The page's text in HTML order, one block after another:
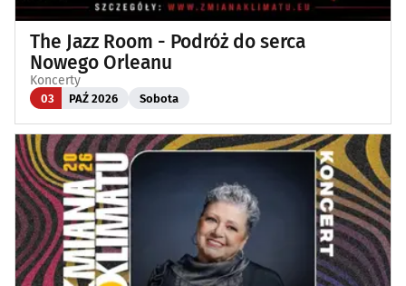
The Jazz Room - Podróż do serca
Nowego Orleanu
Koncerty
03 PAŹ 2026 Sobota